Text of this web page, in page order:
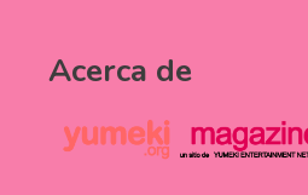
Acerca de